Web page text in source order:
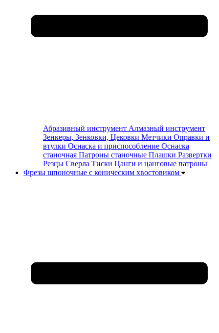
Абразивный инструмент Алмазный инструмент
Зенкеры, Зенковки, Цековки Метчики Оправки и
втулки Оснаска и приспособление Оснаска
станочная Патроны станочные Плашки Развертки
Резцы Сверла Тиски Цанги и цанговые патроны
Фрезы шпоночные с коническим хвостовиком